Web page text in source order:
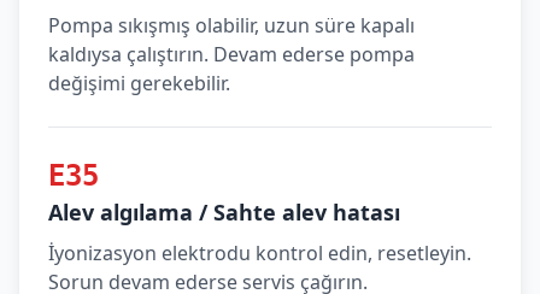
Pompa sıkışmış olabilir, uzun süre kapalı
kaldıysa çalıştırın. Devam ederse pompa
değişimi gerekebilir.
E35
Alev algılama / Sahte alev hatası
İyonizasyon elektrodu kontrol edin, resetleyin.
Sorun devam ederse servis çağırın.